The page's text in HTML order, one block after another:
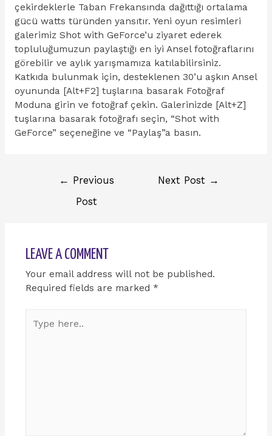
çekirdeklerle Taban Frekansında dağıttığı ortalama
gücü watts türünden yansıtır. Yeni oyun resimleri
galerimiz Shot with GeForce’u ziyaret ederek
topluluğumuzun paylaştığı en iyi Ansel fotoğraflarını
görebilir ve aylık yarışmamıza katılabilirsiniz.
Katkıda bulunmak için, desteklenen 30’u aşkın Ansel
oyununda [Alt+F2] tuşlarına basarak Fotoğraf
Moduna girin ve fotoğraf çekin. Galerinizde [Alt+Z]
tuşlarına basarak fotoğrafı seçin, “Shot with
GeForce” seçeneğine ve “Paylaş”a basın.
← Previous
Post
Next Post →
LEAVE A COMMENT
Your email address will not be published.
Required fields are marked *